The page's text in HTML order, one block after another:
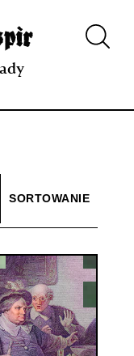
Aplikacja
SORTOWANIE